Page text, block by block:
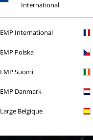
International
EMP International
EMP Polska
EMP Suomi
EMP Danmark
Large Belgique